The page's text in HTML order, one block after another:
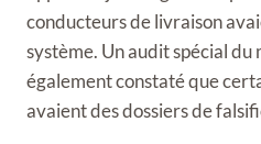
conducteurs de livraison
système. Un audit spécial du
également constaté que
avaient des dossiers de